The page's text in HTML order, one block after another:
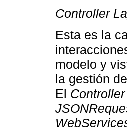
Controller
Esta es la
modelo y
la gestión
El